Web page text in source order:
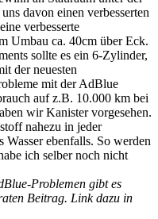
davon einen verbesserten
verbesserte
Umbau ca. 40cm über Eck.
sollte es ein 6-Zylinder,
der neuesten
mit der AdBlue
auf z.B. 10.000 km bei
wir Kanister vorgesehen.
nahezu in jeder
Wasser ebenfalls. So werden
ich selber noch nicht
Problemen gibt es
Beitrag. Link dazu in